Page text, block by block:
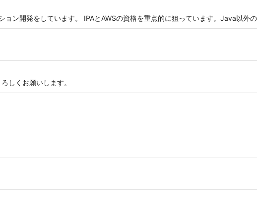
ョン開発をしています。 IPAとAWSの資格を重点的に狙っています。Java以外の
しくお願いします。